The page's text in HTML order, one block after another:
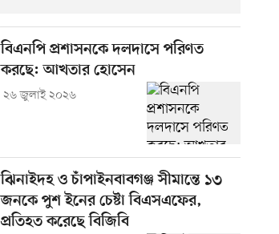
বিএনপি প্রশাসনকে দলদাসে পরিণত
করছে: আখতার হোসেন
২৬ জুলাই ২০২৬
ঝিনাইদহ ও চাঁপাইনবাবগঞ্জ সীমান্তে ১৩
জনকে পুশ ইনের চেষ্টা বিএসএফের,
প্রতিহত করেছে বিজিবি